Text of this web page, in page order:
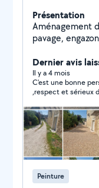
Présentation
Aménagement
pavage,
services à la
de pelouse, taille de
surveillance
bricolage,
prestations adaptées à
de crédit
accessible et un
ACCEPTÉ
Dernier avis
Il y a 4 mois
C'est une bonne
,respect et sérieux deux grande qualité. Excellent rapport
services c'est une
Peinture